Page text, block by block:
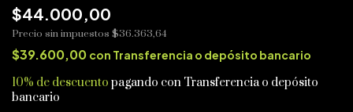
$44.000,00
Precio sin impuestos $36.363,64
$39.600,00 con Transferencia o depósito bancario
10% de descuento pagando con Transferencia o depósito
bancario